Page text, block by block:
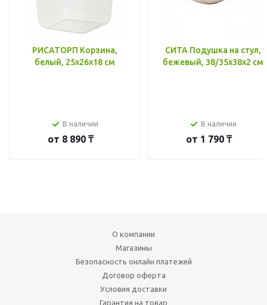
РИСАТОРП Корзина,
белый, 25x26x18 см
В наличии
от 8 890 ₸
СИТА Подушка на стул,
бежевый, 38/35x38x2 см
В наличии
от 1 790 ₸
О компании
Магазины
Безопасность онлайн платежей
Договор оферта
Условия доставки
Гарантия на товар